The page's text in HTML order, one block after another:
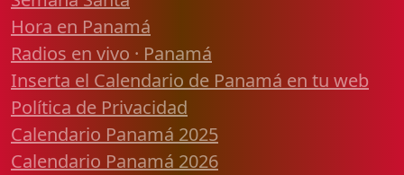
Hora en Panamá
Radios en vivo · Panamá
Inserta el Calendario de Panamá en tu web
Política de Privacidad
Calendario Panamá 2025
Calendario Panamá 2026